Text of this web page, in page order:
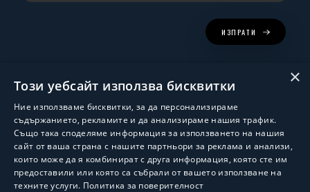
ИЗПРАТИ
Изработка и поддръжка:ShalomDev.com
×
Този уебсайт използва бисквитки
Ние използваме бисквитки, за да персонализираме
съдържанието, рекламите и да анализираме нашия трафик.
Също така споделяме информация за използването на нашия
сайт от ваша страна с нашите партньори за реклама и анализи,
които може да я комбинират с друга информация, която сте им
предоставили или която са събрали от вашето използване на
техните услуги. Политика за поверителност